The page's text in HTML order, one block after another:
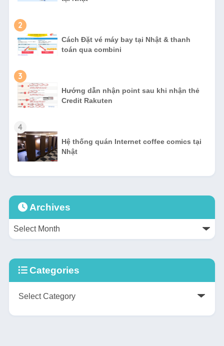
2
Cách Đặt vé máy bay tại Nhật & thanh
toán qua combini
3
Hướng dẫn nhận point sau khi nhận thẻ
Credit Rakuten
4
Hệ thống quán Internet coffee comics tại
Nhật
Archives
Categories